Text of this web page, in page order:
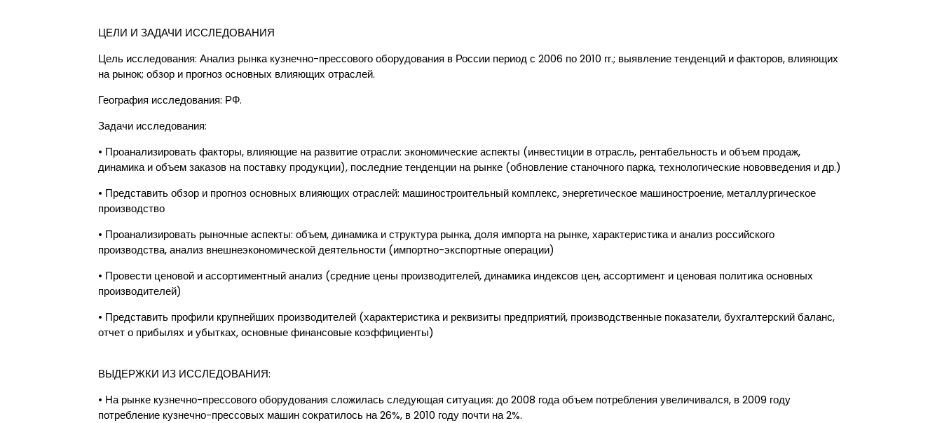
ЦЕЛИ И ЗАДАЧИ ИССЛЕДОВАНИЯ
Цель исследования: Анализ рынка кузнечно-прессового оборудования в России период с 2006 по 2010 гг.; выявление тенденций и факторов, влияющих
на рынок; обзор и прогноз основных влияющих отраслей.
География исследования: РФ.
Задачи исследования:
• Проанализировать факторы, влияющие на развитие отрасли: экономические аспекты (инвестиции в отрасль, рентабельность и объем продаж,
динамика и объем заказов на поставку продукции), последние тенденции на рынке (обновление станочного парка, технологические нововведения и др.)
• Представить обзор и прогноз основных влияющих отраслей: машиностроительный комплекс, энергетическое машиностроение, металлургическое
производство
• Проанализировать рыночные аспекты: объем, динамика и структура рынка, доля импорта на рынке, характеристика и анализ российского
производства, анализ внешнеэкономической деятельности (импортно-экспортные операции)
• Провести ценовой и ассортиментный анализ (средние цены производителей, динамика индексов цен, ассортимент и ценовая политика основных
производителей)
• Представить профили крупнейших производителей (характеристика и реквизиты предприятий, производственные показатели, бухгалтерский баланс,
отчет о прибылях и убытках, основные финансовые коэффициенты)
ВЫДЕРЖКИ ИЗ ИССЛЕДОВАНИЯ:
• На рынке кузнечно-прессового оборудования сложилась следующая ситуация: до 2008 года объем потребления увеличивался, в 2009 году
потребление кузнечно-прессовых машин сократилось на 26%, в 2010 году почти на 2%.